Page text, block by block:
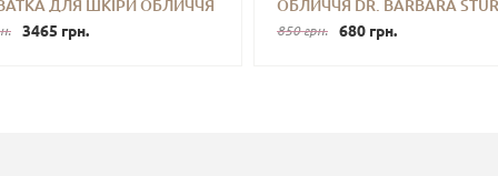
ДЛЯ ШКІРИ ОБЛИЧЧЯ
RETINAL RESCULPT
3465 грн.
ОБЛИЧЧЯ DR. BARBARA
SUPER ANTI-AGING SERUM 3
850 грн. 680 грн.